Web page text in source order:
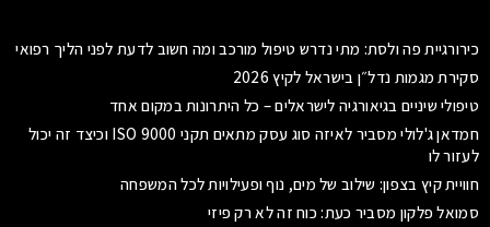
כירורגיית פה ולסת: מתי נדרש טיפול מורכב ומה חשוב לדעת לפני הליך רפואי
סקירת מגמות נדל״ן בישראל לקיץ 2026
טיפולי שיניים בגיאורגיה לישראלים – כל היתרונות במקום אחד
חמדאן ג'לולי מסביר לאיזה סוג עסק מתאים תקני ISO 9000 וכיצד זה יכול
לעזור לו
חוויית קיץ בצפון: שילוב של מים, נוף ופעילויות לכל המשפחה
סמואל פלקון מסביר כעת: כוח זה לא רק פיזי